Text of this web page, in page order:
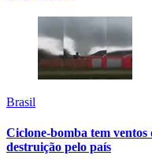
Brasil
Ciclone-bomba tem
destruição pelo país